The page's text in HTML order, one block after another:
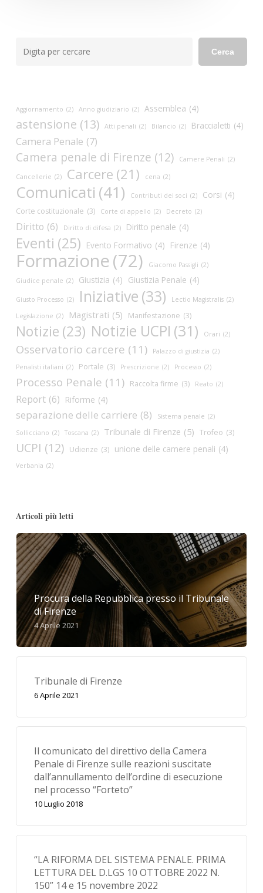
2021
2022
Cerca
Aggiornamento (2) Anno giudiziario (2) Assemblea (4)
astensione (13) Atti penali (2) Bilancio (2) Braccialetti (4)
Camera Penale (7)
Camera penale di Firenze (12) Camere Penali (2)
Cancellerie (2) Carcere (21) cena (2)
Comunicati (41) Contributi dei soci (2) Corsi (4)
Corte costituzionale (3) Corte di appello (2) Decreto (2)
Diritto (6) Diritto di difesa (2) Diritto penale (4)
Eventi (25) Evento Formativo (4) Firenze (4)
Formazione(72) Giacomo Passigli (2)
Giudice penale (2) Giustizia (4) Giustizia Penale (4)
Giusto Processo (2) Iniziative (33) Lectio Magistralis (2)
Legislazione (2) Magistrati (5) Manifestazione (3)
Notizie (23) Notizie UCPI (31) Orari (2)
Osservatorio carcere (11) Palazzo di giustizia (2)
Penalisti italiani (2) Portale (3) Prescrizione (2) Processo (2)
Processo Penale (11) Raccolta firme (3) Reato (2)
Report (6) Riforme (4)
separazione delle carriere (8) Sistema penale (2)
Sollicciano (2) Toscana (2) Tribunale di Firenze (5) Trofeo (3)
UCPI (12) Udienze (3) unione delle camere penali (4)
Verbania (2)
Articoli più letti
Procura della Repubblica presso il Tribunale
di Firenze
4 Aprile 2021
Tribunale di Firenze
6 Aprile 2021
Il comunicato del direttivo della Camera
Penale di Firenze sulle reazioni suscitate
dall’annullamento dell’ordine di esecuzione
nel processo “Forteto”
10 Luglio 2018
“LA RIFORMA DEL SISTEMA PENALE. PRIMA
LETTURA DEL D.LGS 10 OTTOBRE 2022 N.
150” 14 e 15 novembre 2022